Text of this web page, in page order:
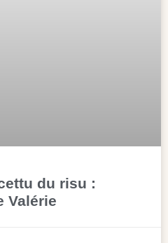
du risu :
Valérie